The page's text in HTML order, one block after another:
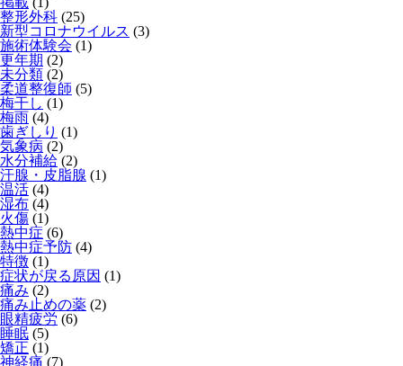
整形外科 (25)
新型コロナウイルス (3)
施術体験会 (1)
更年期 (2)
未分類 (2)
柔道整復師 (5)
梅干し (1)
梅雨 (4)
歯ぎしり (1)
気象病 (2)
水分補給 (2)
汗腺・皮脂腺 (1)
温活 (4)
湿布 (4)
火傷 (1)
熱中症 (6)
熱中症予防 (4)
特徴 (1)
症状が戻る原因 (1)
痛み (2)
痛み止めの薬 (2)
眼精疲労 (6)
睡眠 (5)
矯正 (1)
神経痛 (7)